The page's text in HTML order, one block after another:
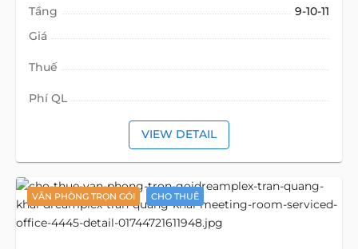
Tầng
9-10-11
Giá
Thuế
Phí QL
VIEW DETAIL
VĂN PHÒNG TRỌN GÓI CHO THUÊ